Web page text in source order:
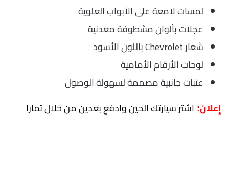
لمسات لامعة على الأبواب العلوية
عجلات بألوان مشطوفة معدنية
شعار Chevrolet باللون الأسود
لوحات الأرقام الأمامية
عتبات جانبية مصممة لسهولة الوصول
إعلان: اشتر سيارتك الحين وادفع بعدين من خلال تمارا